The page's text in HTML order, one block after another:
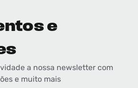
e
a nossa newsletter com
e muito mais